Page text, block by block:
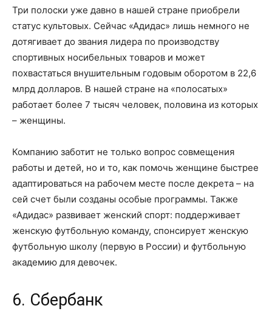
Три полоски уже давно в нашей стране приобрели
статус культовых. Сейчас «Адидас» лишь немного не
дотягивает до звания лидера по производству
спортивных носибельных товаров и может
похвастаться внушительным годовым оборотом в 22,6
млрд долларов. В нашей стране на «полосатых»
работает более 7 тысяч человек, половина из которых
– женщины.
Компанию заботит не только вопрос совмещения
работы и детей, но и то, как помочь женщине быстрее
адаптироваться на рабочем месте после декрета – на
сей счет были созданы особые программы. Также
«Адидас» развивает женский спорт: поддерживает
женскую футбольную команду, спонсирует женскую
футбольную школу (первую в России) и футбольную
академию для девочек.
6. Сбербанк